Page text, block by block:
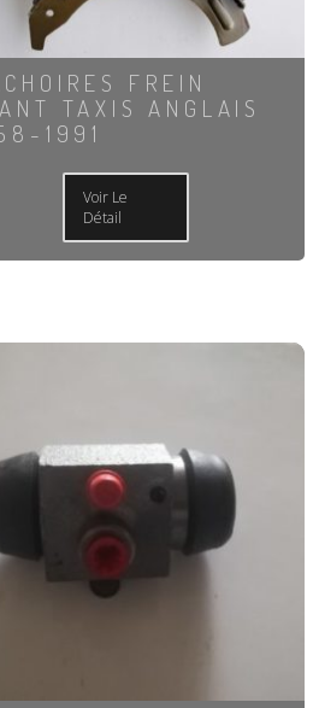
FREIN
TAXIS ANGLAIS
1991
Voir Le
Détail